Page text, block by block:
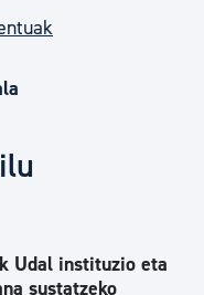
Udal instituzio eta
sustatzeko